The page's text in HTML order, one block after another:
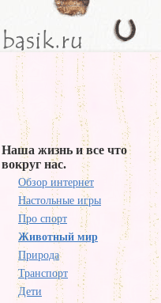
Наша жизнь и все что
вокруг нас.
Обзор интернет
Настольные игры
Про спорт
Животный мир
Природа
Транспорт
Дети